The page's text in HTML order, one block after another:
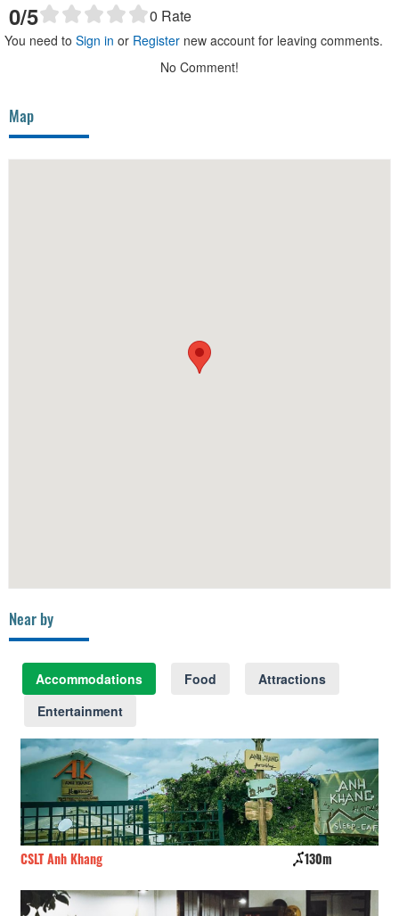
0/5 0 Rate
You need to Sign in or Register new account for leaving comments.
No Comment!
Map
Near by
Accommodations Food
Attractions
Entertainment
CSLT Anh Khang 130m